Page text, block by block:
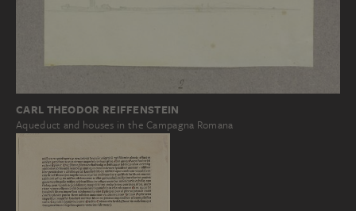
CARL THEODOR REIFFENSTEIN
Aqueduct and houses in the Campagna Romana